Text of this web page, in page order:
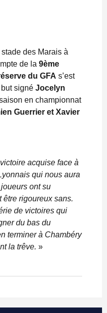
des Marais à
de la 9ème
du GFA s’est
signé Jocelyn
en championnat
Guerrier et Xavier
acquise face à
qui nous aura
ont su
être rigoureux sans.
de victoires qui
du bas du
terminer à Chambéry
la trêve. »